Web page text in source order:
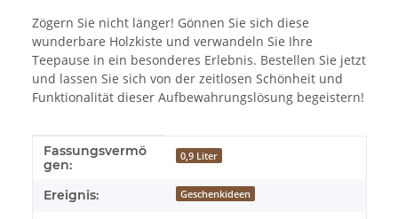
Zögern Sie nicht länger! Gönnen Sie sich diese
wunderbare Holzkiste und verwandeln Sie Ihre
Teepause in ein besonderes Erlebnis. Bestellen Sie jetzt
und lassen Sie sich von der zeitlosen Schönheit und
Funktionalität dieser Aufbewahrungslösung begeistern!
Produkteigenschaft
Wert
Fassungsvermö
gen:
0,9 Liter
Ereignis: Geschenkideen